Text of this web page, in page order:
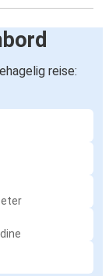
reise: